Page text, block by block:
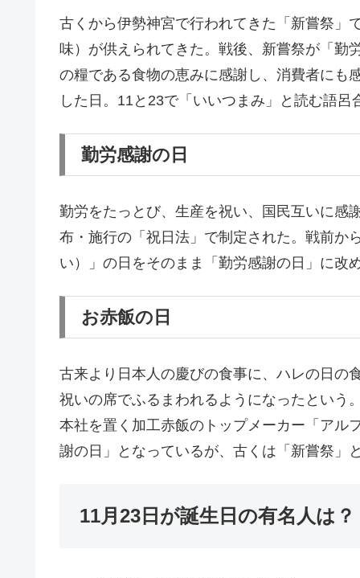
古くから伊勢神宮で行われてきた「新嘗祭」
味）が供えられてきた。戦後、新嘗祭が「勤
の糧である食物の恵みに感謝し、消費者にも
した日。11と23で「いいつまみ」と読む語呂
勤労感謝の日
勤労をたっとび、生産を祝い、国民互いに感
布・施行の「祝日法」で制定された。戦前か
い）」の日をそのまま「勤労感謝の日」に改
お赤飯の日
古来より日本人の慶びの食事に、ハレの日の
祝いの席でふるまわれるようになったという
本社を置く加工赤飯のトップメーカー「アル
謝の日」となっているが、古くは「新嘗祭」
11月23日が誕生日の有名人は？